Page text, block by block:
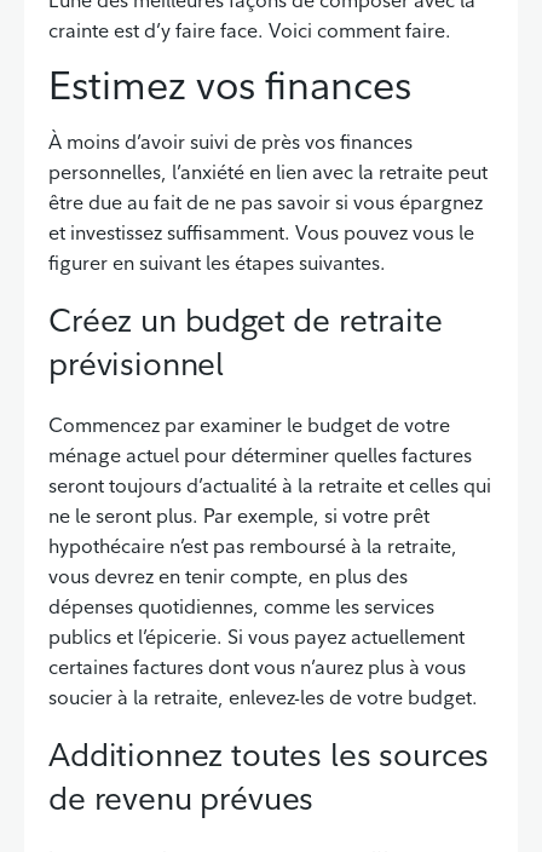
crainte est d’y faire face. Voici comment faire.
Estimez vos finances
À moins d’avoir suivi de près vos finances
personnelles, l’anxiété en lien avec la retraite peut
être due au fait de ne pas savoir si vous épargnez
et investissez suffisamment. Vous pouvez vous le
figurer en suivant les étapes suivantes.
Créez un budget de retraite
prévisionnel
Commencez par examiner le budget de votre
ménage actuel pour déterminer quelles factures
seront toujours d’actualité à la retraite et celles qui
ne le seront plus. Par exemple, si votre prêt
hypothécaire n’est pas remboursé à la retraite,
vous devrez en tenir compte, en plus des
dépenses quotidiennes, comme les services
publics et l’épicerie. Si vous payez actuellement
certaines factures dont vous n’aurez plus à vous
soucier à la retraite, enlevez-les de votre budget.
Additionnez toutes les sources
de revenu prévues